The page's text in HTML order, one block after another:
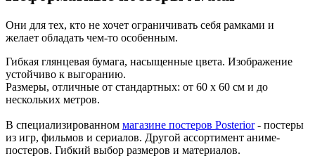
Они для тех, кто не хочет ограничивать себя рамками и
желает обладать чем-то особенным.
Гибкая глянцевая бумага, насыщенные цвета. Изображение
устойчиво к выгоранию.
Размеры, отличные от стандартных: от 60 х 60 см и до
нескольких метров.
В специализированном магазине постеров Posterior- постеры
из игр, фильмов и сериалов. Другой ассортимент аниме-
постеров. Гибкий выбор размеров и материалов.